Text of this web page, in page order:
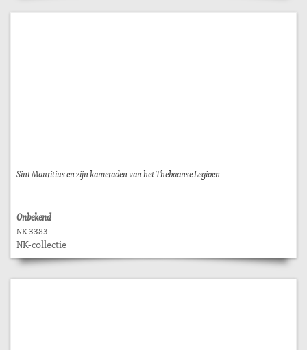
Sint Mauritius en zijn kameraden van het Thebaanse Legioen
Onbekend
NK 3383
NK-collectie